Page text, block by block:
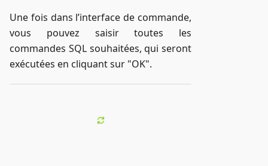
Une fois dans l’interface de commande,
vous pouvez saisir toutes les
commandes SQL souhaitées, qui seront
exécutées en cliquant sur "OK".